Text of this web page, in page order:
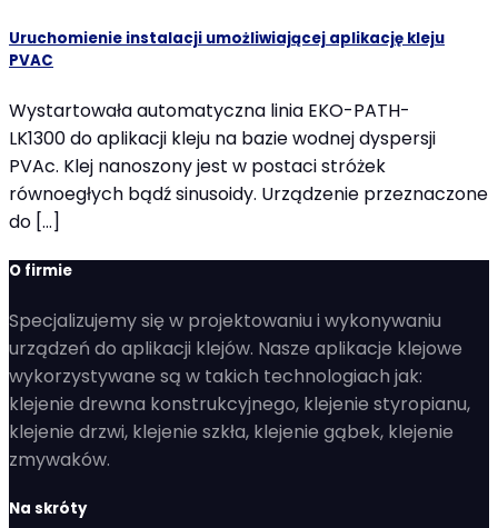
Uruchomienie instalacji umożliwiającej aplikację kleju
PVAC
Wystartowała automatyczna linia EKO-PATH-
LK1300 do aplikacji kleju na bazie wodnej dyspersji
PVAc. Klej nanoszony jest w postaci stróżek
równoegłych bądź sinusoidy. Urządzenie przeznaczone
do […]
O firmie
Specjalizujemy się w projektowaniu i wykonywaniu
urządzeń do aplikacji klejów. Nasze aplikacje klejowe
wykorzystywane są w takich technologiach jak:
klejenie drewna konstrukcyjnego, klejenie styropianu,
klejenie drzwi, klejenie szkła, klejenie gąbek, klejenie
zmywaków.
Na skróty